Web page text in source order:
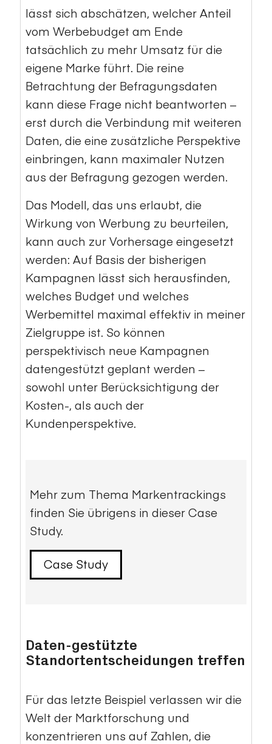
lässt sich abschätzen, welcher Anteil
vom Werbebudget am Ende
tatsächlich zu mehr Umsatz für die
eigene Marke führt. Die reine
Betrachtung der Befragungsdaten
kann diese Frage nicht beantworten –
erst durch die Verbindung mit weiteren
Daten, die eine zusätzliche Perspektive
einbringen, kann maximaler Nutzen
aus der Befragung gezogen werden.
Das Modell, das uns erlaubt, die
Wirkung von Werbung zu beurteilen,
kann auch zur Vorhersage eingesetzt
werden: Auf Basis der bisherigen
Kampagnen lässt sich herausfinden,
welches Budget und welches
Werbemittel maximal effektiv in meiner
Zielgruppe ist. So können
perspektivisch neue Kampagnen
datengestützt geplant werden –
sowohl unter Berücksichtigung der
Kosten-, als auch der
Kundenperspektive.
Mehr zum Thema Markentrackings
finden Sie übrigens in dieser Case
Study.
Case Study
Daten-gestützte
Standortentscheidungen treffen
Für das letzte Beispiel verlassen wir die
Welt der Marktforschung und
konzentrieren uns auf Zahlen, die